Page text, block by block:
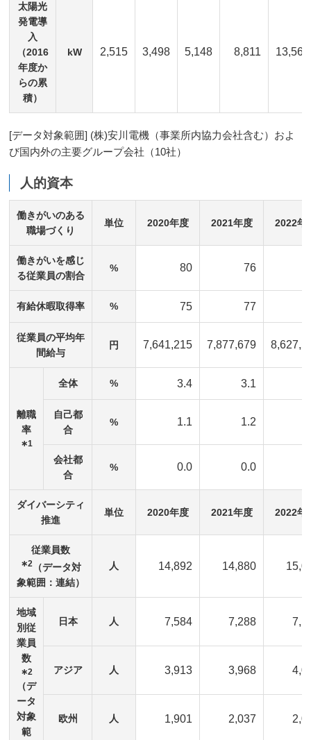
太陽光
発電導
入
（2016
年度か
らの累
積）
kW 2,515 3,498 5,148 8,811 13,568
[データ対象範囲] (株)安川電機（事業所内協力会社含む）およ
び国内外の主要グループ会社（10社）
人的資本
働きがいのある
職場づくり
単位 2020年度 2021年度 2022年
働きがいを感じ
る従業員の割合
% 80 76
有給休暇取得率 % 75 77
従業員の平均年
間給与
円 7,641,215 7,877,679
離職
率
∗1
全体 % 3.4 3.1
自己都
合
% 1.1 1.2
会社都
合
% 0.0 0.0
ダイバーシティ
推進
単位 2020年度 2021年度 2022年
従業員数
∗2（データ対
象範囲：連結）
人 14,892 14,880
地域
別従
業員
数
∗2
（デ
ータ
対象
範
日本 人 7,584 7,288
アジア 人 3,913 3,968
欧州 人 1,901 2,037